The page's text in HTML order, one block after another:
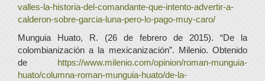
valles-la-historia-del-comandante-que-intento-advertir-a-
calderon-sobre-garcia-luna-pero-lo-pago-muy-caro/
Munguia Huato, R. (26 de febrero de 2015). “De la
colombianización a la mexicanización”. Milenio. Obtenido
de https://www.milenio.com/opinion/roman-munguia-
huato/columna-roman-munguia-huato/de-la-